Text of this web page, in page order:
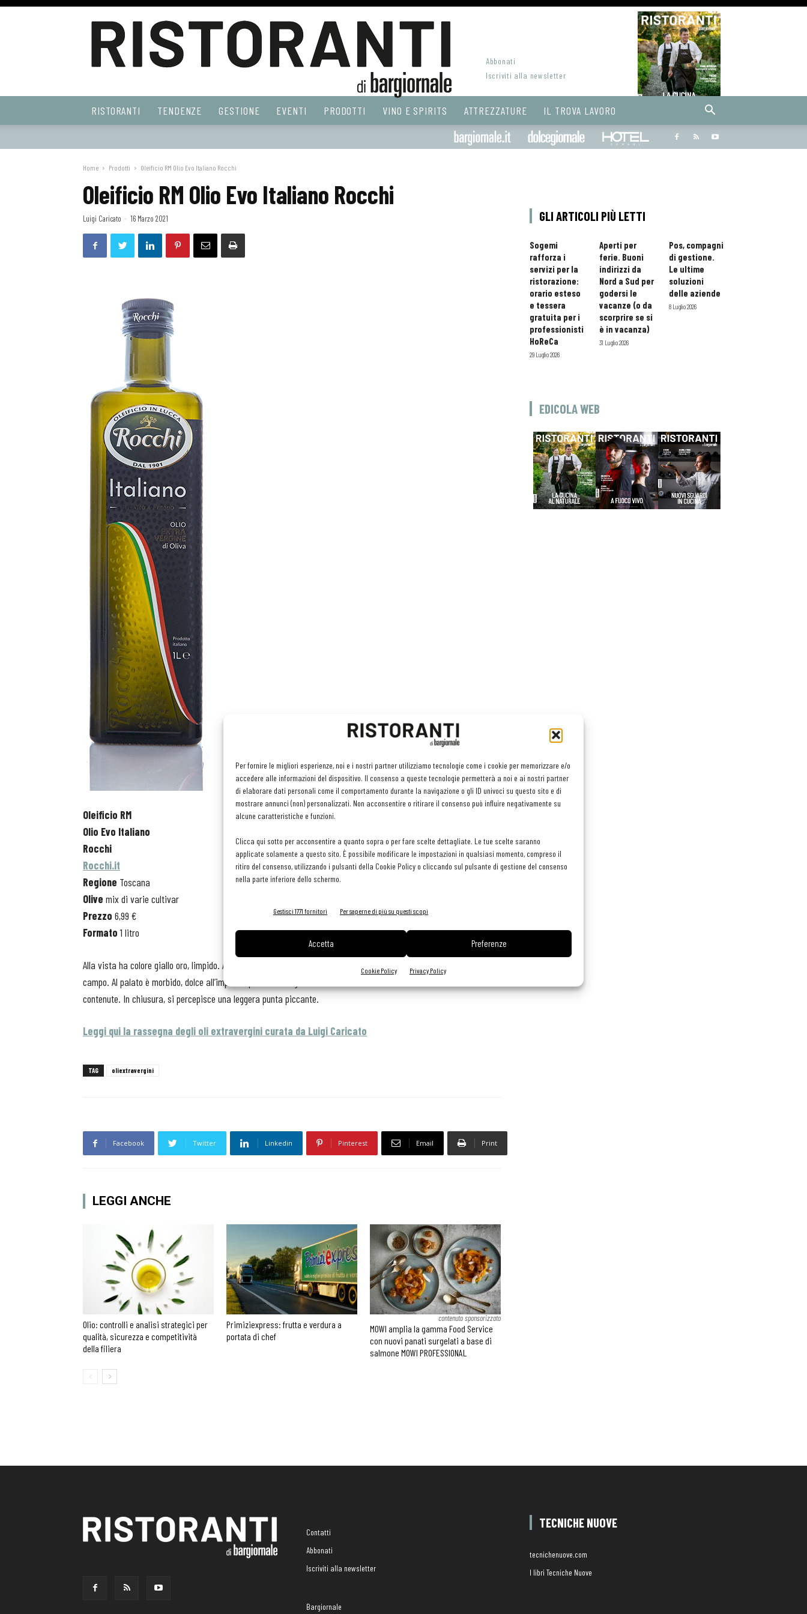
Per fornire le migliori esperienze, noi e i nostri partner utilizziamo tecnologie come i cookie per memorizzare e/o
accedere alle informazioni del dispositivo. Il consenso a queste tecnologie permetterà a noi e ai nostri partner
di elaborare dati personali come il comportamento durante la navigazione o gli ID univoci su questo sito e di
mostrare annunci (non) personalizzati. Non acconsentire o ritirare il consenso può influire negativamente su
alcune caratteristiche e funzioni.
Clicca qui sotto per acconsentire a quanto sopra o per fare scelte dettagliate. Le tue scelte saranno
applicate solamente a questo sito. È possibile modificare le impostazioni in qualsiasi momento, compreso il
ritiro del consenso, utilizzando i pulsanti della Cookie Policy o cliccando sul pulsante di gestione del consenso
nella parte inferiore dello schermo.
Gestisci 1771 fornitori Per saperne di più su questi scopi
Accetta Preferenze
Cookie Policy Privacy Policy
Web
Abbonati
Iscriviti alla newsletter
RISTORANTI TENDENZE GESTIONE EVENTI PRODOTTI VINO E SPIRITS ATTREZZATURE IL TROVA LAVORO
Bargiornale dolcegiornale
Home Prodotti Oleificio RM Olio Evo Italiano Rocchi
Oleificio RM Olio Evo Italiano Rocchi
Luigi Caricato - 16 Marzo 2021
Oleificio RM
Olio Evo Italiano
Rocchi
Rocchi.it
Regione Toscana
Olive mix di varie cultivar
Prezzo 6,99 €
Formato1 litro
Alla vista ha colore giallo oro, limpido. Al naso ha profumi netti, vegetali, con richiami marcati a ortaggi ed erbe di
campo. Al palato è morbido, dolce all’impatto; possiede un gusto che rimanda al carciofo, con note amare
contenute. In chiusura, si percepisce una leggera punta piccante.
Leggi qui la rassegna degli oli extravergini curata da Luigi Caricato
TAG oliextravergini
Facebook Twitter Linkedin Pinterest Email Print
LEGGI ANCHE
Olio: controlli e analisi strategici per
qualità, sicurezza e competitività
della filiera
Primiziexpress: frutta e verdura a
portata di chef
contenuto sponsorizzato
MOWI amplia la gamma Food Service
con nuovi panati surgelati a base di
salmone MOWI PROFESSIONAL
GLI ARTICOLI PIÙ LETTI
Sogemi
rafforza i
servizi per la
ristorazione:
orario esteso
e tessera
gratuita per i
professionisti
HoReCa
29 Luglio 2026
Aperti per
ferie. Buoni
indirizzi da
Nord a Sud per
godersi le
vacanze (o da
scorprire se si
è in vacanza)
31 Luglio 2026
Pos, compagni
di gestione.
Le ultime
soluzioni
delle aziende
8 Luglio 2026
EDICOLA WEB
Contatti
Abbonati
Iscriviti alla newsletter
Bargiornale
TECNICHE NUOVE
tecnichenuove.com
I libri Tecniche Nuove